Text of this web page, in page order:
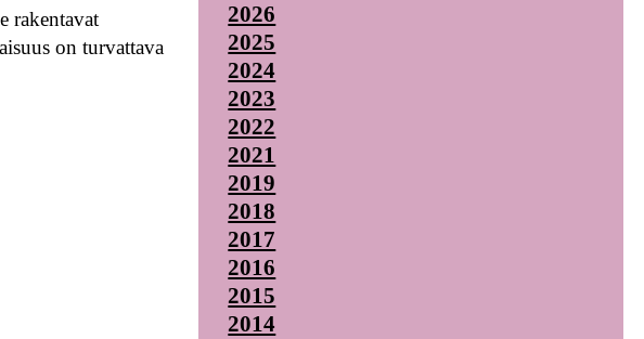
rakentavat
on turvattava
2026
2025
2024
2023
2022
2021
2019
2018
2017
2016
2015
2014